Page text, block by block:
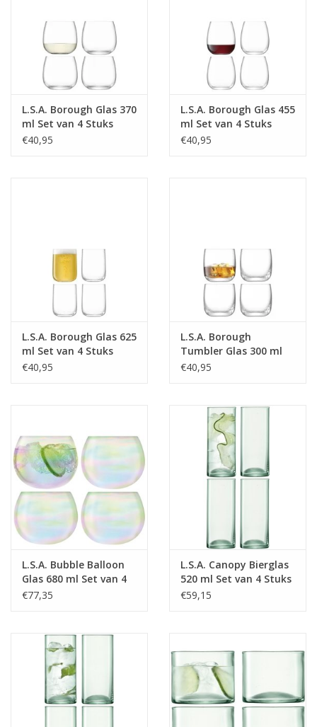
L.S.A. Borough Glas 370
ml Set van 4 Stuks
€40,95
L.S.A. Borough Glas 455
ml Set van 4 Stuks
€40,95
L.S.A. Borough Glas 625
ml Set van 4 Stuks
€40,95
L.S.A. Borough
Tumbler Glas 300 ml
Set van 4 Stuks
€40,95
L.S.A. Bubble Balloon
Glas 680 ml Set van 4
Stuks
€77,35
L.S.A. Canopy Bierglas
520 ml Set van 4 Stuks
€59,15